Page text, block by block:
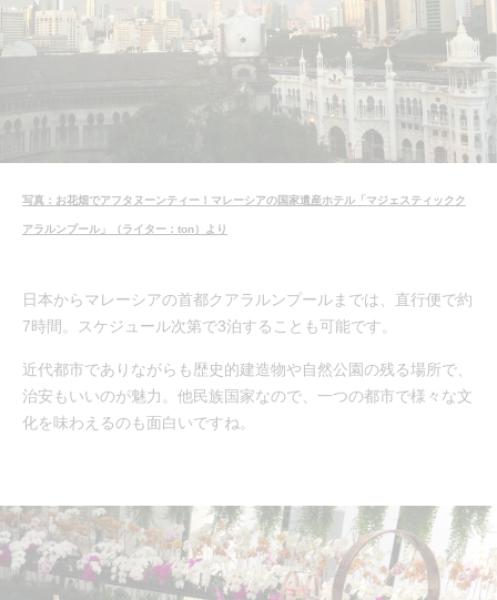
写真：お花畑でアフタヌーンティー！マレーシアの国家遺産ホテル「マジェスティックク
アラルンプール」（ライター：ton）より
日本からマレーシアの首都クアラルンプールまでは、直行便で約
7時間。スケジュール次第で3泊することも可能です。
近代都市でありながらも歴史的建造物や自然公園の残る場所で、
治安もいいのが魅力。他民族国家なので、一つの都市で様々な文
化を味わえるのも面白いですね。